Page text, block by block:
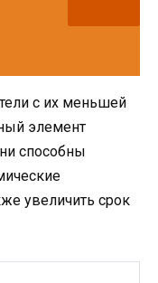
с их меньшей
элемент
способны
увеличить срок